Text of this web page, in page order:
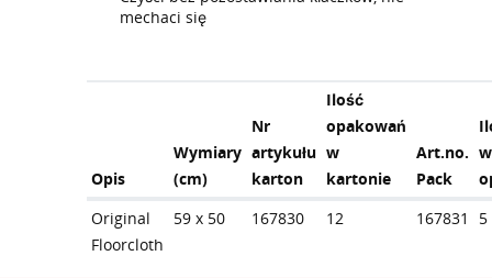
mechaci się
Opis
Wymiary
(cm)
Nr
artykułu
karton
Ilość
opakowań
w
kartonie
Art.no.
Pack
w
Original
Floorcloth
59 x 50 167830 12 167831 5